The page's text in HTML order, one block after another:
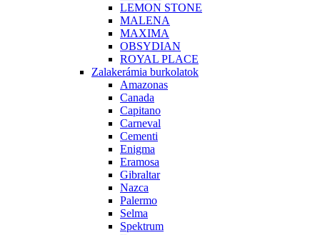
LEMON STONE
MALENA
MAXIMA
OBSYDIAN
ROYAL PLACE
Zalakerámia burkolatok
Amazonas
Canada
Capitano
Carneval
Cementi
Enigma
Eramosa
Gibraltar
Nazca
Palermo
Selma
Spektrum